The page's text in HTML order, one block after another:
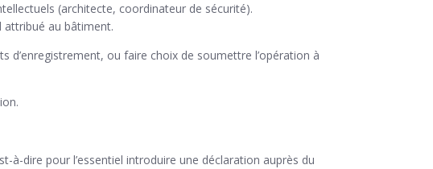
(architecte, coordinateur de sécurité).
attribué au bâtiment.
d’enregistrement, ou faire choix de soumettre l’opération à
à-dire pour l’essentiel introduire une déclaration auprès du